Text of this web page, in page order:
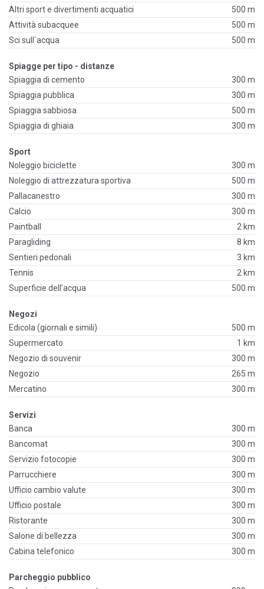
Altri sport e divertimenti acquatici
500 m
Attività subacquee
500 m
Sci sull`acqua
500 m
Spiagge per tipo - distanze
Spiaggia di cemento
300 m
Spiaggia pubblica
300 m
Spiaggia sabbiosa
500 m
Spiaggia di ghiaia
300 m
Sport
Noleggio biciclette
300 m
Noleggio di attrezzatura sportiva
500 m
Pallacanestro
300 m
Calcio
300 m
Paintball
2 km
Paragliding
8 km
Sentieri pedonali
3 km
Tennis
2 km
Superficie dell'acqua
500 m
Negozi
Edicola (giornali e simili)
500 m
Supermercato
1 km
Negozio di souvenir
300 m
Negozio
265 m
Mercatino
300 m
Servizi
Banca
300 m
Bancomat
300 m
Servizio fotocopie
300 m
Parrucchiere
300 m
Ufficio cambio valute
300 m
Ufficio postale
300 m
Ristorante
300 m
Salone di bellezza
300 m
Cabina telefonico
300 m
Parcheggio pubblico